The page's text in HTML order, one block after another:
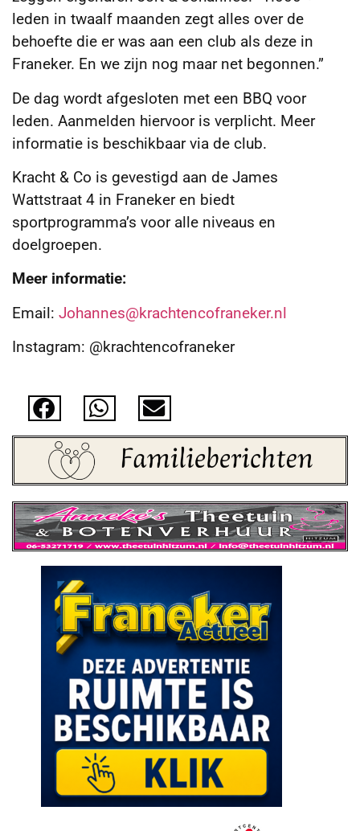
leden in twaalf maanden zegt alles over de
behoefte die er was aan een club als deze in
Franeker. En we zijn nog maar net begonnen.”
De dag wordt afgesloten met een BBQ voor
leden. Aanmelden hiervoor is verplicht. Meer
informatie is beschikbaar via de club.
Kracht & Co is gevestigd aan de James
Wattstraat 4 in Franeker en biedt
sportprogramma’s voor alle niveaus en
doelgroepen.
Meer informatie:
Email: Johannes@krachtencofraneker.nl
Instagram: @krachtencofraneker